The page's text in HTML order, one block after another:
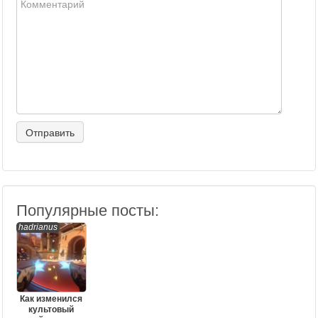
Популярные посты:
hadrianus
Как изменился
культовый